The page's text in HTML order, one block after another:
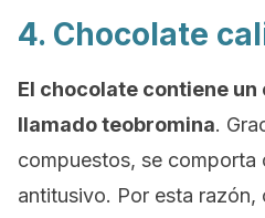
4. Chocolate
El chocolate contiene
llamado teobromina.
compuestos, se comporta
antitusivo. Por esta razón,